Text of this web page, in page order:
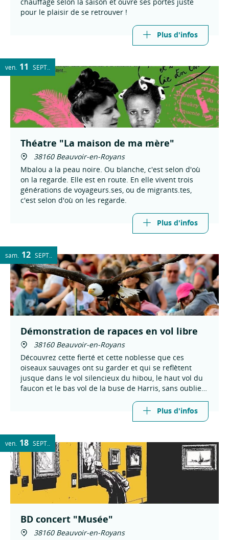
pour le plaisir de se retrouver !
Plus d'infos
ven. 11 SEPT.
Théatre "La maison de ma mère"
38160 Beauvoir-en-Royans
Mbalou a la peau noire. Ou blanche, c'est selon d'où
on la regarde. Elle est en route. En elle vivent trois
générations de voyageurs.ses, ou de migrants.tes,
c'est selon d'où on les regarde.
Plus d'infos
sam. 12 SEPT.
Démonstration de rapaces en vol libre
38160 Beauvoir-en-Royans
Découvrez cette fierté et cette noblesse que ces
oiseaux sauvages ont su garder et qui se reflètent
jusque dans le vol silencieux du hibou, le haut vol du
faucon et le bas vol de la buse de Harris, sans oublier
Plus d'infos
ven. 18 SEPT.
BD concert "Musée"
38160 Beauvoir-en-Royans